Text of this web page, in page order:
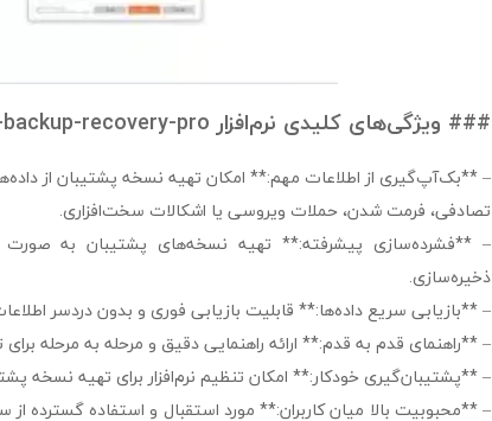
### ویژگی‌های کلیدی نرم‌افزار paragon-backup-recovery-pro :
– **بک‌آپ‌گیری از اطلاعات مهم:** امکان تهیه نسخه پشتیبان از
تصادفی، فرمت شدن، حملات ویروسی یا اشکالات سخت‌افزاری.
– **فشرده‌سازی پیشرفته:** تهیه نسخه‌های پشتیبان به
ذخیره‌سازی.
– **بازیابی سریع داده‌ها:** قابلیت بازیابی فوری و بدون دردسر
– **راهنمای قدم به قدم:** ارائه راهنمایی دقیق و مرحله به مرحله
– **پشتیبان‌گیری خودکار:** امکان تنظیم نرم‌افزار برای تهیه نسخه
– **محبوبیت بالا میان کاربران:** مورد استقبال و استفاده گسترده